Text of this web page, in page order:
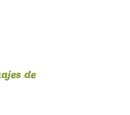
de